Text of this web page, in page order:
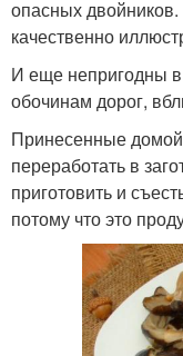
опасных
качественно
И еще непригодны
обочинам дорог,
Принесенные домой
переработать в
приготовить и
потому что это